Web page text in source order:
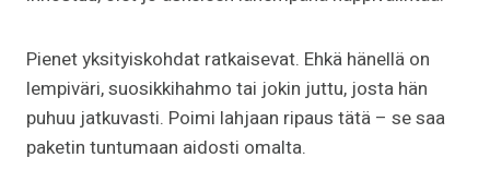
Pienet yksityiskohdat ratkaisevat. Ehkä hänellä on
lempiväri, suosikkihahmo tai jokin juttu, josta hän
puhuu jatkuvasti. Poimi lahjaan ripaus tätä – se saa
paketin tuntumaan aidosti omalta.